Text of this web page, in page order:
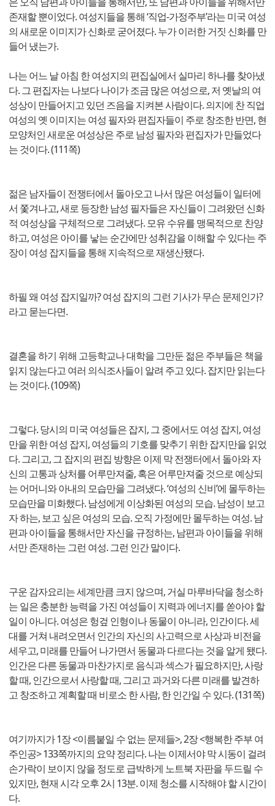
존재할 뿐이었다. 여성지들을 통해 ‘직업-가정주부’라는 미국 여성
의 새로운 이미지가 신화로 굳어졌다. 누가 이러한 거짓 신화를 만
들어 냈는가.
나는 어느 날 아침 한 여성지의 편집실에서 실마리 하나를 찾아냈
다. 그 편집자는 나보다 나이가 조금 많은 여성으로, 저 옛날의 여
성상이 만들어지고 있던 즈음을 지켜본 사람이다. 의지에 찬 직업
여성의 옛 이미지는 여성 필자와 편집자들이 주로 창조한 반면, 현
모양처인 새로운 여성상은 주로 남성 필자와 편집자가 만들었다
는 것이다. (111쪽)
젊은 남자들이 전쟁터에서 돌아오고 나서 많은 여성들이 일터에
서 쫓겨나고, 새로 등장한 남성 필자들은 자신들이 그려왔던 신화
적 여성상을 구체적으로 그려냈다. 모유 수유를 맹목적으로 찬양
하고, 여성은 아이를 낳는 순간에만 성취감을 이해할 수 있다는 주
장이 여성 잡지들을 통해 지속적으로 재생산됐다.
하필 왜 여성 잡지일까? 여성 잡지의 그런 기사가 무슨 문제인가?
라고 묻는다면.
결혼을 하기 위해 고등학교나 대학을 그만둔 젊은 주부들은 책을
읽지 않는다고 여러 의식조사들이 알려 주고 있다. 잡지만 읽는다
는 것이다. (109쪽)
그렇다. 당시의 미국 여성들은 잡지, 그 중에서도 여성 잡지, 여성
만을 위한 여성 잡지, 여성들의 기호를 맞추기 위한 잡지만을 읽었
다. 그리고, 그 잡지의 편집 방향은 이제 막 전쟁터에서 돌아와 자
신의 고통과 상처를 어루만져줄, 혹은 어루만져줄 것으로 예상되
는 어머니와 아내의 모습만을 그려냈다. ‘여성의 신비’에 몰두하는
모습만을 미화했다. 남성에게 이상화된 여성의 모습. 남성이 보고
자 하는, 보고 싶은 여성의 모습. 오직 가정에만 몰두하는 여성. 남
편과 아이들을 통해서만 자신을 규정하는, 남편과 아이들을 위해
서만 존재하는 그런 여성. 그런 인간 말이다.
구운 감자요리는 세계만큼 크지 않으며, 거실 마루바닥을 청소하
는 일은 충분한 능력을 가진 여성들이 지력과 에너지를 쏟아야 할
일이 아니다. 여성은 헝겊 인형이나 동물이 아니라, 인간이다. 세
대를 거쳐 내려오면서 인간의 자신의 사고력으로 사상과 비전을
세우고, 미래를 만들어 나가면서 동물과 다르다는 것을 알게 됐다.
인간은 다른 동물과 마찬가지로 음식과 섹스가 필요하지만, 사랑
할 때, 인간으로서 사랑할 때, 그리고 과거와 다른 미래를 발견하
고 창조하고 계획할 때 비로소 한 사람, 한 인간일 수 있다. (131쪽)
여기까지가 1장 <이름붙일 수 없는 문제들>, 2장 <행복한 주부 여
주인공> 133쪽까지의 요약 정리다. 나는 이제서야 막 시동이 걸려
손가락이 보이지 않을 정도로 급박하게 노트북 자판을 두드릴 수
있지만, 현재 시각 오후 2시 13분. 이제 청소를 시작해야 할 시간이
다.